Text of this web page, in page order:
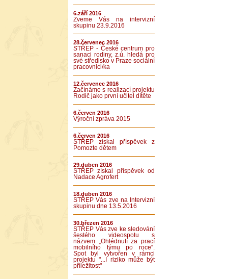
6.září 2016
Zveme Vás na intervizní
skupinu 23.9.2016
28.červenec 2016
STŘEP - České centrum pro
sanaci rodiny, z.ú. hledá pro
své středisko v Praze sociální
pracovnici/ka
12.červenec 2016
Začínáme s realizací projektu
Rodič jako první učitel dítěte
6.červen 2016
Výroční zpráva 2015
6.červen 2016
STŘEP získal příspěvek z
Pomozte dětem
29.duben 2016
STŘEP získal příspěvek od
Nadace Agrofert
18.duben 2016
STŘEP Vás zve na Intervizní
skupinu dne 13.5.2016
30.březen 2016
STŘEP Vás zve ke sledování
šestého videospotu s
názvem „Ohlédnutí za prací
mobilního týmu po roce“.
Spot byl vytvořen v rámci
projektu "...I riziko může být
příležitost"